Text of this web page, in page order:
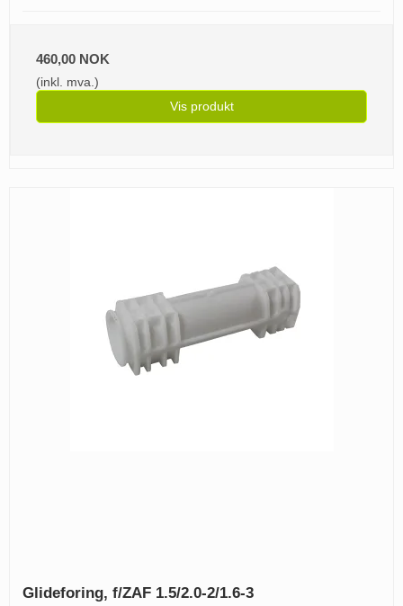
460,00 NOK
(inkl. mva.)
Vis produkt
Glideforing, f/ZAF 1.5/2.0-2/1.6-3